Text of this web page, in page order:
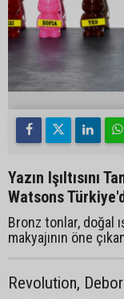
Yazın Işıltısını
Watsons
Bronz tonlar, doğal
makyajının öne
Revolution,